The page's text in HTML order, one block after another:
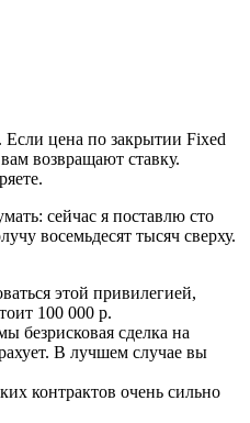
Если цена по закрытии Fixed
возвращают ставку.
сейчас я поставлю сто
восемьдесят тысяч сверху.
этой привилегией,
100 000 р.
безрисковая сделка на
В лучшем случае вы
контрактов очень сильно